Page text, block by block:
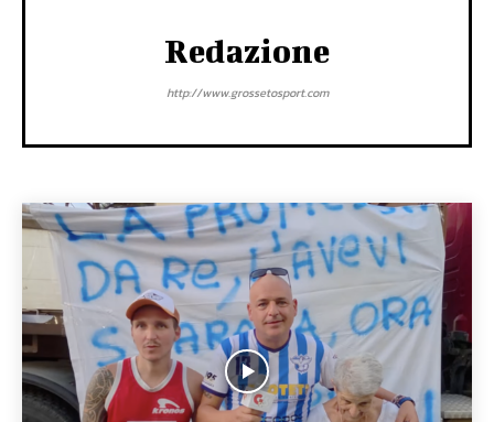
Redazione
http://www.grossetosport.com